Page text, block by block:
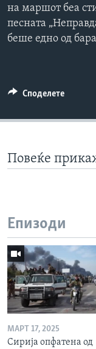
на маршот беа
песната
беше едно од
Споделете
Повеќе
Епизоди
МАРТ 17, 2025
Сирија опфатена од